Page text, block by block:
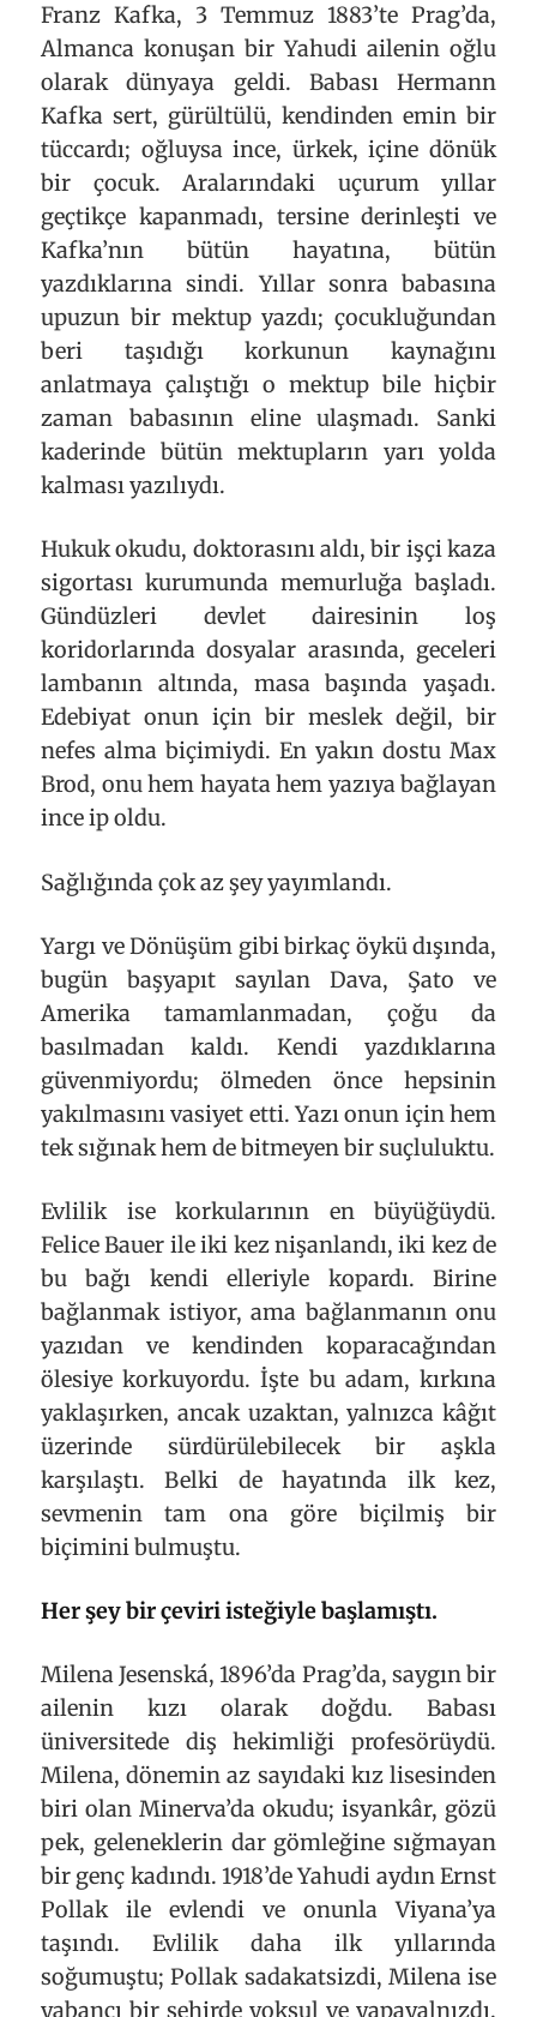
Franz Kafka, 3 Temmuz 1883’te Prag’da,
Almanca konuşan bir Yahudi ailenin oğlu
olarak dünyaya geldi. Babası Hermann
Kafka sert, gürültülü, kendinden emin bir
tüccardı; oğluysa ince, ürkek, içine dönük
bir çocuk. Aralarındaki uçurum yıllar
geçtikçe kapanmadı, tersine derinleşti ve
Kafka’nın bütün hayatına, bütün
yazdıklarına sindi. Yıllar sonra babasına
upuzun bir mektup yazdı; çocukluğundan
beri taşıdığı korkunun kaynağını
anlatmaya çalıştığı o mektup bile hiçbir
zaman babasının eline ulaşmadı. Sanki
kaderinde bütün mektupların yarı yolda
kalması yazılıydı.
Hukuk okudu, doktorasını aldı, bir işçi kaza
sigortası kurumunda memurluğa başladı.
Gündüzleri devlet dairesinin loş
koridorlarında dosyalar arasında, geceleri
lambanın altında, masa başında yaşadı.
Edebiyat onun için bir meslek değil, bir
nefes alma biçimiydi. En yakın dostu Max
Brod, onu hem hayata hem yazıya bağlayan
ince ip oldu.
Sağlığında çok az şey yayımlandı.
Yargı ve Dönüşüm gibi birkaç öykü dışında,
bugün başyapıt sayılan Dava, Şato ve
Amerika tamamlanmadan, çoğu da
basılmadan kaldı. Kendi yazdıklarına
güvenmiyordu; ölmeden önce hepsinin
yakılmasını vasiyet etti. Yazı onun için hem
tek sığınak hem de bitmeyen bir suçluluktu.
Evlilik ise korkularının en büyüğüydü.
Felice Bauer ile iki kez nişanlandı, iki kez de
bu bağı kendi elleriyle kopardı. Birine
bağlanmak istiyor, ama bağlanmanın onu
yazıdan ve kendinden koparacağından
ölesiye korkuyordu. İşte bu adam, kırkına
yaklaşırken, ancak uzaktan, yalnızca kâğıt
üzerinde sürdürülebilecek bir aşkla
karşılaştı. Belki de hayatında ilk kez,
sevmenin tam ona göre biçilmiş bir
biçimini bulmuştu.
Her şey bir çeviri isteğiyle başlamıştı.
Milena Jesenská, 1896’da Prag’da, saygın bir
ailenin kızı olarak doğdu. Babası
üniversitede diş hekimliği profesörüydü.
Milena, dönemin az sayıdaki kız lisesinden
biri olan Minerva’da okudu; isyankâr, gözü
pek, geleneklerin dar gömleğine sığmayan
bir genç kadındı. 1918’de Yahudi aydın Ernst
Pollak ile evlendi ve onunla Viyana’ya
taşındı. Evlilik daha ilk yıllarında
soğumuştu; Pollak sadakatsizdi, Milena ise
yabancı bir şehirde yoksul ve yapayalnızdı.